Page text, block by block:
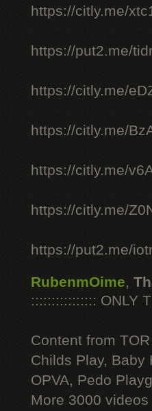
https://citly.me/
https://put2.me/
https://citly.me/
https://citly.me/
https://citly.me/
https://citly.me/
https://put2.me/
RubenmOime,
:::::::::::::::: ONLY
Content from
Childs Play, Baby
OPVA, Pedo
More 3000